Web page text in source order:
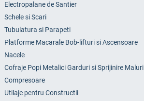
Electropalane de Santier
Schele si Scari
Tubulatura si Parapeti
Platforme Macarale Bob-lifturi si Ascensoare
Nacele
Cofraje Popi Metalici Garduri si Sprijinire Maluri
Compresoare
Utilaje pentru Constructii